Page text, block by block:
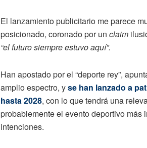
El lanzamiento publicitario me parece
posicionado, coronado por un claim
“el futuro siempre estuvo aquí”.
Han apostado por el “deporte rey”,
amplio espectro, yse han lanzado a
hasta 2028, con lo que tendrá una
probablemente el evento deportivo
intenciones.